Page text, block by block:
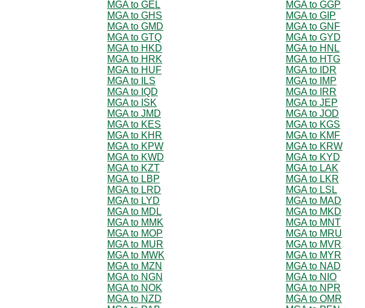
MGA to GEL
MGA to GGP
MGA to GHS
MGA to GIP
MGA to GMD
MGA to GNF
MGA to GTQ
MGA to GYD
MGA to HKD
MGA to HNL
MGA to HRK
MGA to HTG
MGA to HUF
MGA to IDR
MGA to ILS
MGA to IMP
MGA to IQD
MGA to IRR
MGA to ISK
MGA to JEP
MGA to JMD
MGA to JOD
MGA to KES
MGA to KGS
MGA to KHR
MGA to KMF
MGA to KPW
MGA to KRW
MGA to KWD
MGA to KYD
MGA to KZT
MGA to LAK
MGA to LBP
MGA to LKR
MGA to LRD
MGA to LSL
MGA to LYD
MGA to MAD
MGA to MDL
MGA to MKD
MGA to MMK
MGA to MNT
MGA to MOP
MGA to MRU
MGA to MUR
MGA to MVR
MGA to MWK
MGA to MYR
MGA to MZN
MGA to NAD
MGA to NGN
MGA to NIO
MGA to NOK
MGA to NPR
MGA to NZD
MGA to OMR